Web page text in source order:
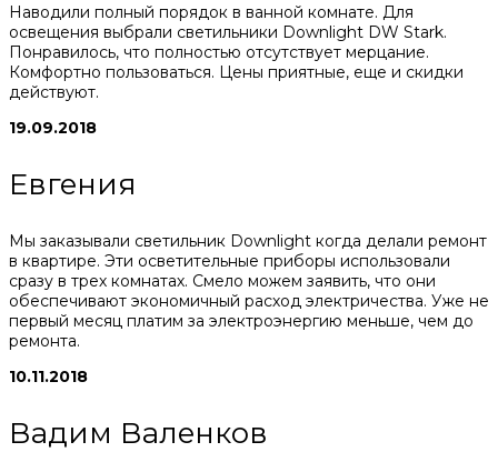
Наводили полный порядок в ванной комнате. Для
освещения выбрали светильники Downlight DW Stark.
Понравилось, что полностью отсутствует мерцание.
Комфортно пользоваться. Цены приятные, еще и скидки
действуют.
19.09.2018
Евгения
Мы заказывали светильник Downlight когда делали ремонт
в квартире. Эти осветительные приборы использовали
сразу в трех комнатах. Смело можем заявить, что они
обеспечивают экономичный расход электричества. Уже не
первый месяц платим за электроэнергию меньше, чем до
ремонта.
10.11.2018
Вадим Валенков